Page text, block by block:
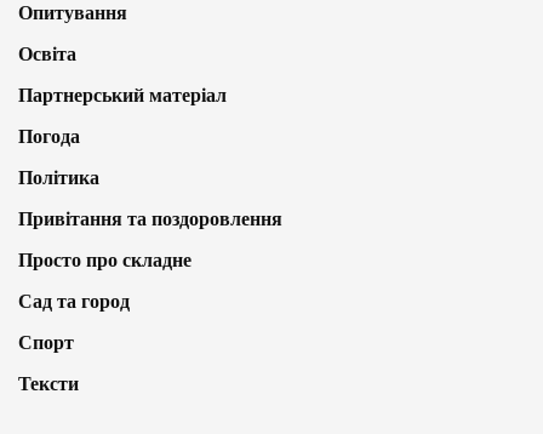
Опитування
Освіта
Партнерський матеріал
Погода
Політика
Привітання та поздоровлення
Просто про складне
Сад та город
Спорт
Тексти